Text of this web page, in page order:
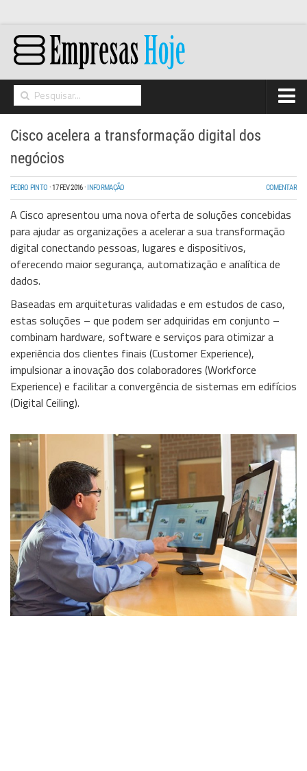
Home
Networking
Segurança
High Tech
Hosting/Cloud
I&D
Opinião
Storage
Wireless
Informação
Cisco acelera a transformação digital dos
negócios
PEDRO PINTO ·17 FEV 2016· INFORMAÇÃO COMENTAR
A Cisco apresentou uma nova oferta de soluções concebidas
para ajudar as organizações a acelerar a sua transformação
digital conectando pessoas, lugares e dispositivos,
oferecendo maior segurança, automatização e analítica de
dados.
Baseadas em arquiteturas validadas e em estudos de caso,
estas soluções – que podem ser adquiridas em conjunto –
combinam hardware, software e serviços para otimizar a
experiência dos clientes finais (Customer Experience),
impulsionar a inovação dos colaboradores (Workforce
Experience) e facilitar a convergência de sistemas em edifícios
(Digital Ceiling).